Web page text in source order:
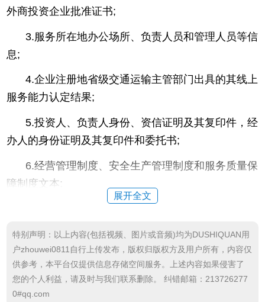
外商投资企业批准证书;
3.服务所在地办公场所、负责人员和管理人员等信
息;
4.企业注册地省级交通运输主管部门出具的其线上
服务能力认定结果;
5.投资人、负责人身份、资信证明及其复印件，经
办人的身份证明及其复印件和委托书;
6.经营管理制度、安全生产管理制度和服务质量保
障制度文本;
解决矛盾纠纷的承诺书或者方案;
西安申请网约车车辆条件
1.在西安市注册登记的7座及以下乘用车;
展开全文
特别声明：以上内容(包括视频、图片或音频)均为DUSHIQUAN用
户zhouwei0811自行上传发布，版权归版权方及用户所有，内容仅
供参考，本平台仅提供信息存储空间服务。上述内容如果侵害了
您的个人利益，请及时与我们联系删除。 纠错邮箱：213726277
0#qq.com